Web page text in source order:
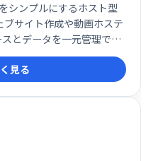
シンプルにするホスト型
ブサイト作成や動画ホステ
とデータを一元管理でき
ファイルで、学習者へ効果
複雑な設定不要で、すぐ
す。
見る